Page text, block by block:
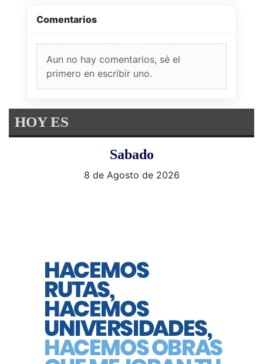
Comentarios
Aun no hay comentarios, sé el
primero en escribir uno.
HOY ES
Sabado
8 de Agosto de 2026